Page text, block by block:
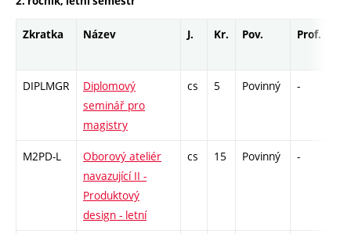
Zkratka Název J. Kr. Pov. Prof.
DIPLMGR
Diplomový
seminář pro
magistry
cs 5 Povinný -
M2PD-L
Oborový ateliér
navazující II -
Produktový
design - letní
cs 15 Povinný -